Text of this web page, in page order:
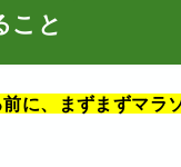
こと
に、まずまずマ